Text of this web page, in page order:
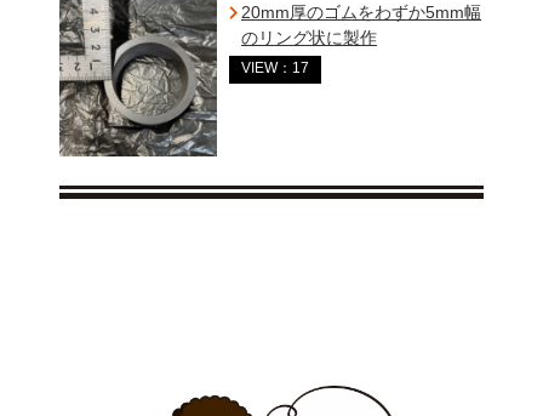
20mm厚のゴムをわずか5mm幅
のリング状に製作
VIEW：17